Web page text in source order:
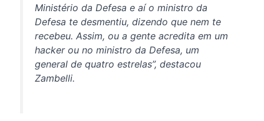
Ministério da Defesa e aí o ministro da
Defesa te desmentiu, dizendo que nem te
recebeu. Assim, ou a gente acredita em um
hacker ou no ministro da Defesa, um
general de quatro estrelas”, destacou
Zambelli.